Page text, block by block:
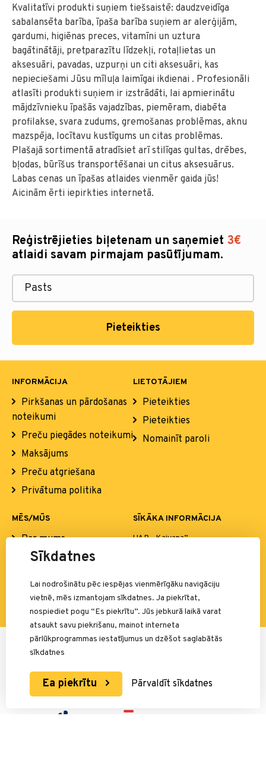
Kvalitatīvi produkti suņiem tiešsaistē: daudzveidīga
sabalansēta barība, īpaša barība suņiem ar alerģijām,
gardumi, higiēnas preces, vitamīni un uztura
bagātinātāji, pretparazītu līdzekļi, rotaļlietas un
aksesuāri, pavadas, uzpurņi un citi aksesuāri, kas
nepieciešami Jūsu mīluļa laimīgai ikdienai . Profesionāli
atlasīti produkti suņiem ir izstrādāti, lai apmierinātu
mājdzīvnieku īpašās vajadzības, piemēram, diabēta
profilakse, svara zudums, gremošanas problēmas, aknu
mazspēja, locītavu kustīgums un citas problēmas.
Plašajā sortimentā atradīsiet arī stilīgas gultas, drēbes,
bļodas, būrīšus transportēšanai un citus aksesuārus.
Labas cenas un īpašas atlaides vienmēr gaida jūs!
Aicinām ērti iepirkties internetā.
Reģistrējieties biļetenam un saņemiet 3€
atlaidi savam pirmajam pasūtījumam.
Pieteikties
INFORMĀCIJA
Pirkšanas un pārdošanas
noteikumi
Preču piegādes noteikumi
Maksājums
Preču atgriešana
Privātuma politika
LIETOTĀJIEM
Pieteikties
Pieteikties
Nomainīt paroli
MĒS/MŪS
Par mums
Mūsu pārstāvētie ražotāji
SĪKĀKA INFORMĀCIJA
UAB „Kaivana”
Par maksājumiem atbild:
Sīkdatnes
Lai nodrošinātu pēc iespējas vienmērīgāku navigāciju
vietnē, mēs izmantojam sīkdatnes. Ja piekrītat,
nospiediet pogu “Es piekrītu”. Jūs jebkurā laikā varat
atsaukt savu piekrišanu, mainot interneta
pārlūkprogrammas iestatījumus un dzēšot saglabātās
sīkdatnes
Ea piekrītu Pārvaldīt sīkdatnes